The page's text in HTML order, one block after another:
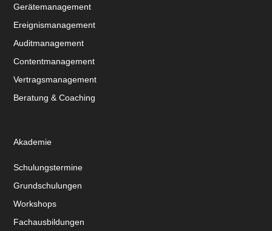
Gerätemanagement
Ereignismanagement
Auditmanagement
Contentmanagement
Vertragsmanagement
Beratung & Coaching
Akademie
Schulungstermine
Grundschulungen
Workshops
Fachausbildungen